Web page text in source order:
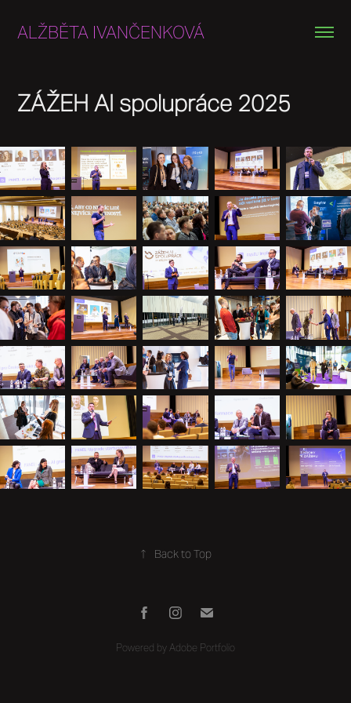
ALŽBĚTA IVANČENKOVÁ
ZÁŽEH AI spolupráce 2025
↑ Back to Top
Powered byAdobe Portfolio